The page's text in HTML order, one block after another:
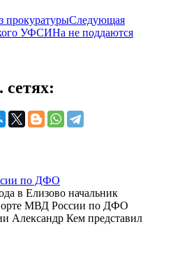
прокуратурыСледующая
УФСИНа не поддаются
сетях:
по ДФО
в Елизово начальник
МВД России по ДФО
Александр Кем представил